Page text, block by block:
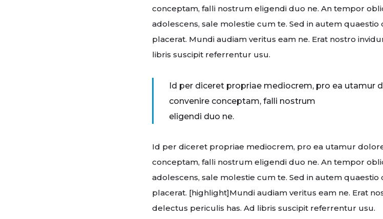
conceptam, falli nostrum eligendi duo ne. An tempor
adolescens, sale molestie cum te. Sed in autem
placerat. Mundi audiam veritus eam ne. Erat nostro
libris suscipit referrentur usu.
Id per diceret propriae mediocrem, pro ea utamur
convenire conceptam, falli nostrum
eligendi duo ne.
Id per diceret propriae mediocrem, pro ea utamur
conceptam, falli nostrum eligendi duo ne. An tempor
adolescens, sale molestie cum te. Sed in autem
placerat. [highlight]Mundi audiam veritus eam ne. Erat
delectus periculis has. Ad libris suscipit referrentur usu.